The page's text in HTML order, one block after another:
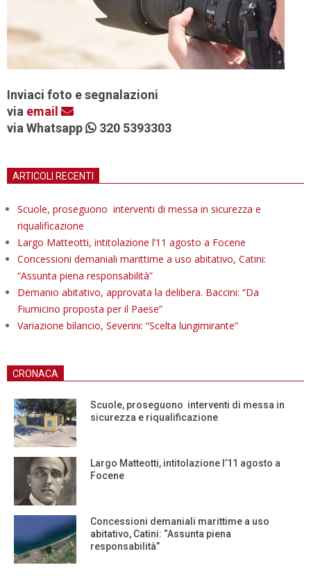
Inviaci foto e segnalazioni
via email
via Whatsapp
320 5393303
ARTICOLI RECENTI
Scuole, proseguono interventi di messa in sicurezza e
riqualificazione
Largo Matteotti, intitolazione l’11 agosto a Focene
Concessioni demaniali marittime a uso abitativo, Catini:
“Assunta piena responsabilità”
Demanio abitativo, approvata la delibera. Baccini: “Da
Fiumicino proposta per il Paese”
Variazione bilancio, Severini: “Scelta lungimirante”
CRONACA
Scuole, proseguono interventi di messa in
sicurezza e riqualificazione
Largo Matteotti, intitolazione l’11 agosto a
Focene
Concessioni demaniali marittime a uso
abitativo, Catini: “Assunta piena
responsabilità”